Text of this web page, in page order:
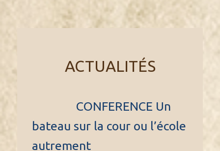
ACTUALITÉS
CONFERENCE Un
bateau sur la cour ou l’école
autrement